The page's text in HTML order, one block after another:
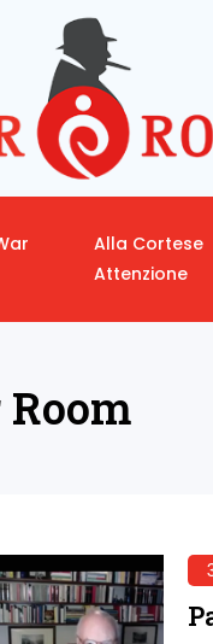
Alla Cortese
Attenzione